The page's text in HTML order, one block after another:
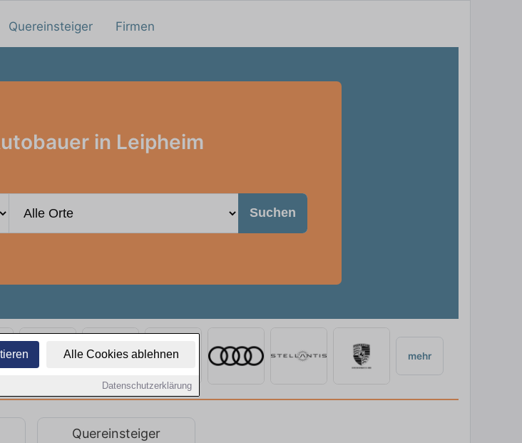
Alle Cookies ablehnen
Datenschutzerklärung
Quereinsteiger Firmen
in Leipheim
Suchen
mehr
Quereinsteiger